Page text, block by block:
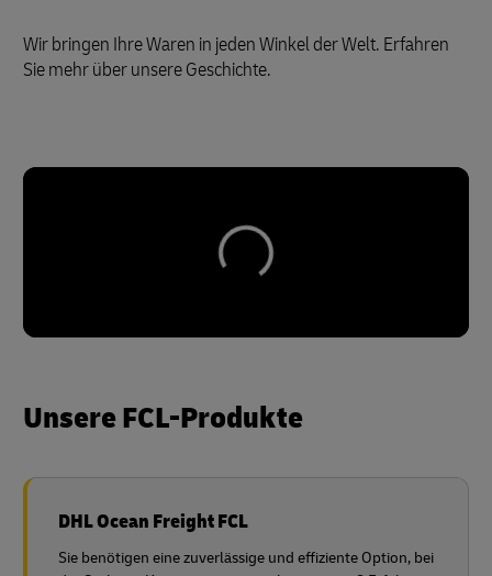
Wir bringen Ihre Waren in jeden Winkel der Welt. Erfahren
Sie mehr über unsere Geschichte.
Unsere FCL-Produkte
DHL Ocean Freight FCL
Sie benötigen eine zuverlässige und effiziente Option, bei